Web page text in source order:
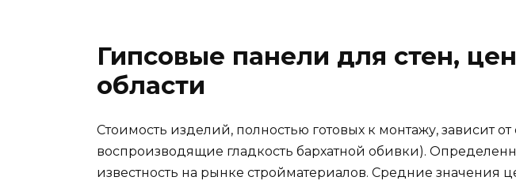
Гипсовые панели для стен,
области
Стоимость изделий, полностью готовых к монтажу, зависит
воспроизводящие гладкость бархатной обивки).
известность на рынке стройматериалов. Средние значения